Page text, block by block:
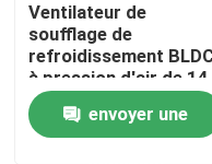
À la maison
Produits
Ventilateur de
soufflage de
refroidissement
à pression d'air de 14
Kpa pour aspirateur
envoyer une